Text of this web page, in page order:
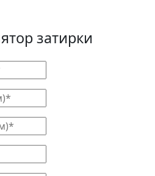
затирки